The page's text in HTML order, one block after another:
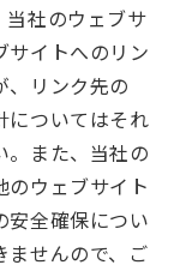
当社のウェブサ
サイトへのリン
、リンク先の
についてはそれ
。また、当社の
のウェブサイト
安全確保につい
ませんので、ご